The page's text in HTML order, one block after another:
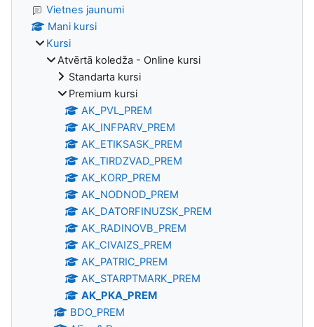
Vietnes jaunumi
Mani kursi
Kursi
Atvērtā koledža - Online kursi
Standarta kursi
Premium kursi
AK_PVL_PREM
AK_INFPARV_PREM
AK_ETIKSASK_PREM
AK_TIRDZVAD_PREM
AK_KORP_PREM
AK_NODNOD_PREM
AK_DATORFINUZSK_PREM
AK_RADINOVB_PREM
AK_CIVAIZS_PREM
AK_PATRIC_PREM
AK_STARPTMARK_PREM
AK_PKA_PREM
BDO_PREM